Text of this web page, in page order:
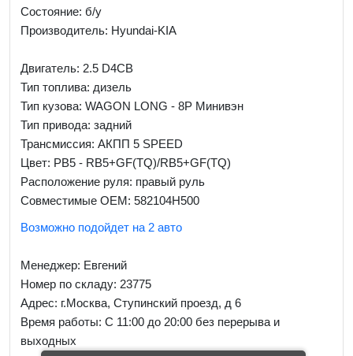
Состояние: б/у
Производитель: Hyundai-KIA
Двигатель: 2.5 D4CB
Тип топлива: дизель
Тип кузова: WAGON LONG - 8P Минивэн
Тип привода: задний
Трансмиссия: AКПП 5 SPEED
Цвет: PB5 - RB5+GF(TQ)/RB5+GF(TQ)
Расположение руля: правый руль
Совместимые OEM: 582104H500
Возможно подойдет на 2 авто
Менеджер: Евгений
Номер по складу: 23775
Адрес: г.Москва, Ступинский проезд, д 6
Время работы: С 11:00 до 20:00 без перерыва и
выходных